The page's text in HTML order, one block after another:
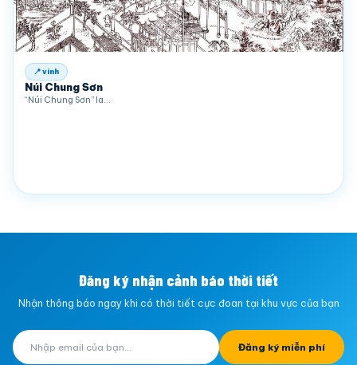
📍 vinh
Núi Chung Sơn
“Núi Chung Sơn” la…
Đăng ký nhận cảnh báo thời tiết
Nhận thông báo ngay khi có thời tiết cực đoan tại khu vực của bạn
Đăng ký miễn phí